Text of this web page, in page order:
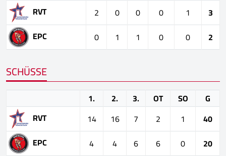
RVT
2 0 0 0 1
3
EPC
0 1 1 0 0 2
SCHÜSSE
1. 2. 3. OT SO
G
RVT
14 16 7 2 1
40
EPC
4 4 6 6 0 20